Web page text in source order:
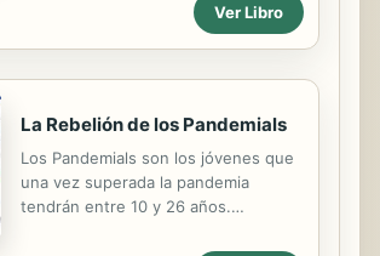
estragos que deja el coronavirus y
se dependerá de las decisiones que
mayoritariamente favorables con la
cooperativo y solidario o si se
agrandarán aún más las diferencias
entre países desarrollados y en
desarrollo y entre estratos sociales.
Ver Libro
La Rebelión de los Pandemials
Los Pandemials son los jóvenes que
una vez superada la pandemia
tendrán entre 10 y 26 años.